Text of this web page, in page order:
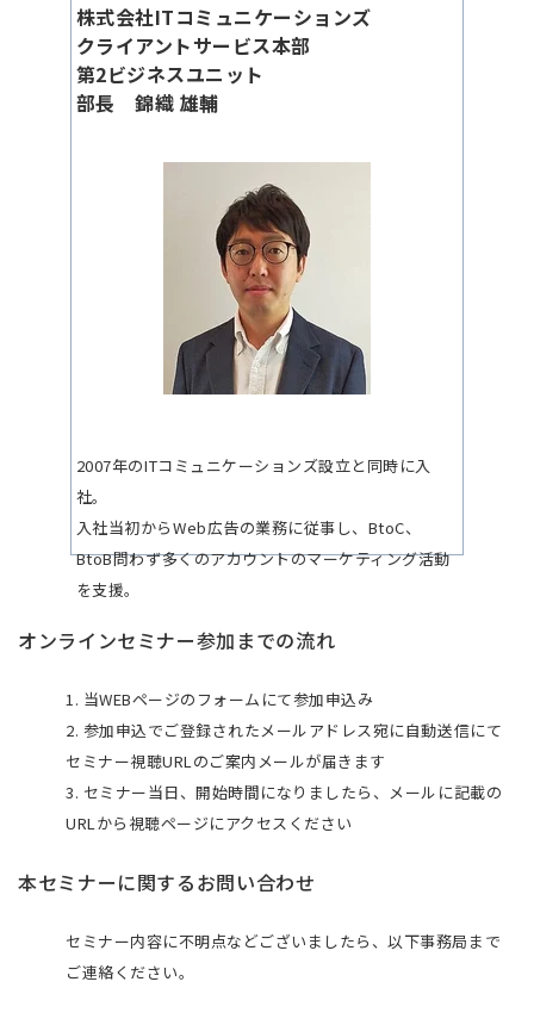
東 愛央衣
16:45～
株式会社ITコミュニケーションズ
クライアントサービス本部
第2ビジネスユニット
部長 錦織 雄輔
2007年のITコミュニケーションズ設立と同時に入
社。
入社当初からWeb広告の業務に従事し、BtoC、
BtoB問わず多くのアカウントのマーケティング活動
を支援。
事する傍ら、クライアントのコンサルタントも兼
株式会社クライド
B-HACK事業部
東 愛央衣
オンラインセミナー参加までの流れ
1. 当WEBページのフォームにて参加申込み
2. 参加申込でご登録されたメールアドレス宛に自動送信にて
セミナー視聴URLのご案内メールが届きます
3. セミナー当日、開始時間になりましたら、メールに記載の
URLから視聴ページにアクセスください
本セミナーに関するお問い合わせ
セミナー内容に不明点などございましたら、以下事務局まで
ご連絡ください。